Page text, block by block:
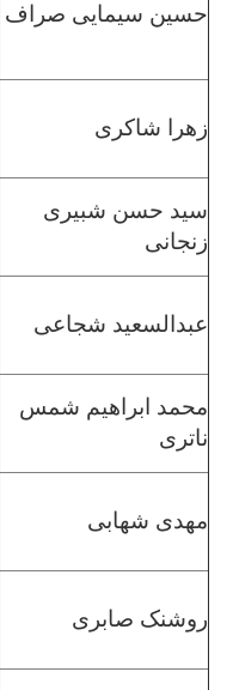
حسین سیمایی صراف
زهرا شاکری
سید حسن شبیری
زنجانی
عبدالسعید شجاعی
محمد ابراهیم شمس
ناتری
مهدی شهابی
روشنک صابری